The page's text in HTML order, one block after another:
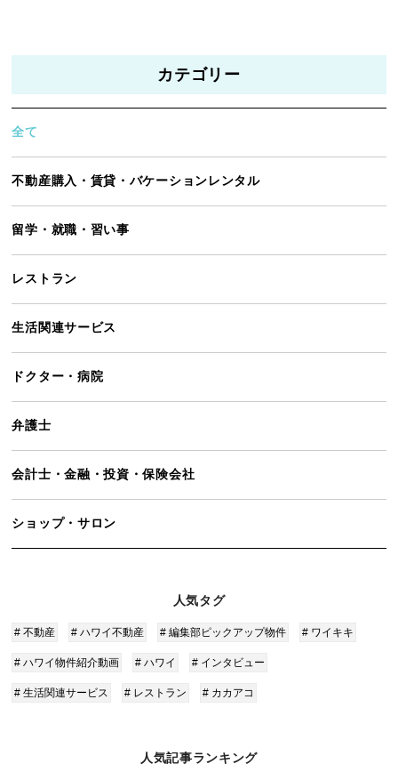
カテゴリー
全て
不動産購入・賃貸・バケーションレンタル
留学・就職・習い事
レストラン
生活関連サービス
ドクター・病院
弁護士
会計士・金融・投資・保険会社
ショップ・サロン
人気タグ
# 不動産 # ハワイ不動産 # 編集部ピックアップ物件 # ワイキキ
# ハワイ物件紹介動画 # ハワイ # インタビュー
# 生活関連サービス # レストラン # カカアコ
人気記事ランキング